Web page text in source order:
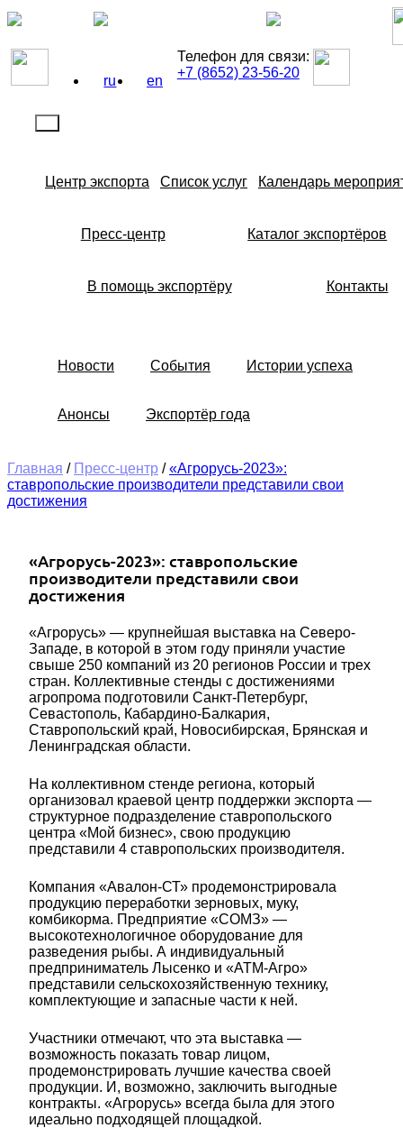
ru en
Телефон для связи:
+7 (8652) 23-56-20
Центр экспорта Список услуг Календарь
Пресс-центр Каталог экспортёров
В помощь экспортёру Контакты
Новости События Истории успеха
Анонсы Экспортёр года
Главная / Пресс-центр /«Агрорусь-2023»:
ставропольские производители представили свои
достижения
«Агрорусь-2023»: ставропольские
производители представили свои
достижения
«Агрорусь» — крупнейшая выставка на Северо-
Западе, в которой в этом году приняли участие
свыше 250 компаний из 20 регионов России и трех
стран. Коллективные стенды с достижениями
агропрома подготовили Санкт-Петербург,
Севастополь, Кабардино-Балкария,
Ставропольский край, Новосибирская, Брянская и
Ленинградская области.
На коллективном стенде региона, который
организовал краевой центр поддержки экспорта —
структурное подразделение ставропольского
центра «Мой бизнес», свою продукцию
представили 4 ставропольских производителя.
Компания «Авалон-СТ» продемонстрировала
продукцию переработки зерновых, муку,
комбикорма. Предприятие «СОМЗ» —
высокотехнологичное оборудование для
разведения рыбы. А индивидуальный
предприниматель Лысенко и «АТМ-Агро»
представили сельскохозяйственную технику,
комплектующие и запасные части к ней.
Участники отмечают, что эта выставка —
возможность показать товар лицом,
продемонстрировать лучшие качества своей
продукции. И, возможно, заключить выгодные
контракты. «Агрорусь» всегда была для этого
идеально подходящей площадкой.